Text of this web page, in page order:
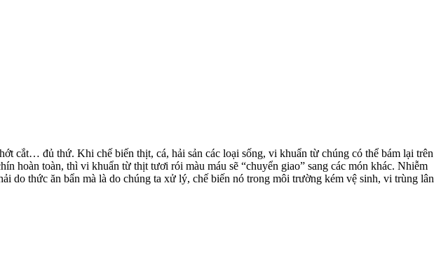
cắt… đủ thứ. Khi chế biến thịt, cá, hải sản các loại sống, vi khuẩn từ chúng có thể bám lại trên
hoàn toàn, thì vi khuẩn từ thịt tươi rói màu máu sẽ “chuyển giao” sang các món khác. Nhiễm
do thức ăn bẩn mà là do chúng ta xử lý, chế biến nó trong môi trường kém vệ sinh, vi trùng lân